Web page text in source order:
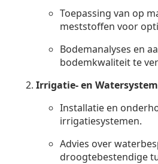
Toepassing van op
meststoffen voor
Bodemanalyses en
bodemkwaliteit te
Irrigatie- en
Installatie en
irrigatiesystemen.
Advies over
droogtebestendige